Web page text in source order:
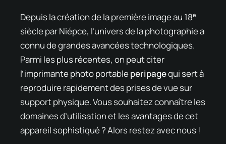
Depuis la création de la première image au 18ᵉ
siècle par Niépce, l’univers de la photographie a
connu de grandes avancées technologiques.
Parmi les plus récentes, on peut citer
l’imprimante photo portableperipagequi sert à
reproduire rapidement des prises de vue sur
support physique. Vous souhaitez connaître les
domaines d’utilisation et les avantages de cet
appareil sophistiqué ? Alors restez avec nous !